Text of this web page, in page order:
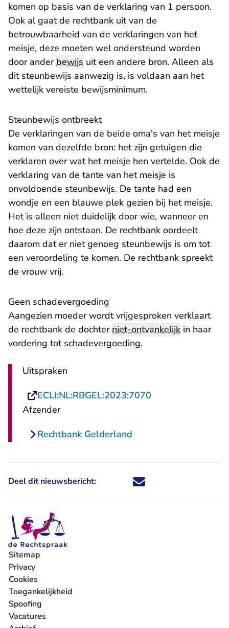
komen op basis van de verklaring van 1 persoon.
Ook al gaat de rechtbank uit van de
betrouwbaarheid van de verklaringen van het
meisje, deze moeten wel ondersteund worden
door anderbewijs uit een andere bron. Alleen als
dit steunbewijs aanwezig is, is voldaan aan het
wettelijk vereiste bewijsminimum.
Steunbewijs ontbreekt
De verklaringen van de beide oma's van het meisje
komen van dezelfde bron: het zijn getuigen die
verklaren over wat het meisje hen vertelde. Ook de
verklaring van de tante van het meisje is
onvoldoende steunbewijs. De tante had een
wondje en een blauwe plek gezien bij het meisje.
Het is alleen niet duidelijk door wie, wanneer en
hoe deze zijn ontstaan. De rechtbank oordeelt
daarom dat er niet genoeg steunbewijs is om tot
een veroordeling te komen. De rechtbank spreekt
de vrouw vrij.
Geen schadevergoeding
Aangezien moeder wordt vrijgesproken verklaart
de rechtbank de dochterniet-ontvankelijk in haar
vordering tot schadevergoeding.
Uitspraken
ECLI:NL:RBGEL:2023:7070
Afzender
Rechtbank Gelderland
Deel dit nieuwsbericht: Deel dit nieuwsbericht via X -
Deel dit nieuwsbericht via
Deel dit nieuwsbericht
Deel dit
Sitemap
Privacy
Cookies
Toegankelijkheid
Spoofing
Vacatures
- U verlaat Rechtspraak.nl